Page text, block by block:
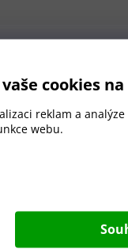
cookies na
reklam a
webu.
pro sycené nápoje.
ml
PET, Silikon